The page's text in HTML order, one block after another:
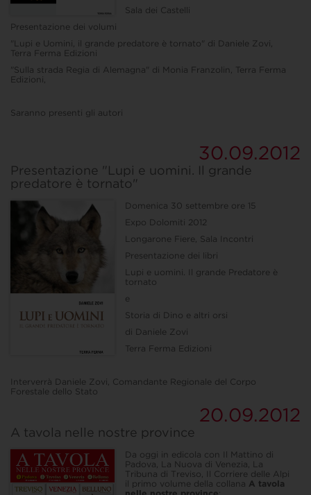
Sala dei Castelli
Presentazione dei volumi
"Lupi e Uomini, il grande predatore è tornato" di Daniele Zovi,
Terra Ferma Edizioni
"Sulla strada Regia di Alemagna" di Monia Franzolin, Terra Ferma
Edizioni,
Saranno presenti gli autori
30.09.2012
Presentazione "Lupi e uomini. Il grande
predatore è tornato"
Domenica 30 settembre ore 15
Expo Dolomiti 2012
Longarone Fiere, Sala Incontri
Presentazione dei libri
Lupi e uomini. Il grande Predatore è
tornato
e
Storia di Dino e altri orsi
di Daniele Zovi
Terra Ferma Edizioni
Interverrà Daniele Zovi, Comandante Regionale del Corpo
Forestale dello Stato
20.09.2012
A tavola nelle nostre province
Da oggi in edicola con Il Mattino di
Padova, La Nuova di Venezia, La
Tribuna di Treviso, Il Corriere delle Alpi
il primo volume della collana A tavola